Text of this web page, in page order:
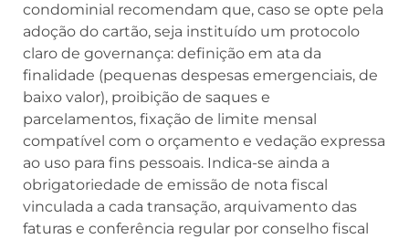
condominial recomendam que, caso se opte pela
adoção do cartão, seja instituído um protocolo
claro de governança: definição em ata da
finalidade (pequenas despesas emergenciais, de
baixo valor), proibição de saques e
parcelamentos, fixação de limite mensal
compatível com o orçamento e vedação expressa
ao uso para fins pessoais. Indica-se ainda a
obrigatoriedade de emissão de nota fiscal
vinculada a cada transação, arquivamento das
faturas e conferência regular por conselho fiscal